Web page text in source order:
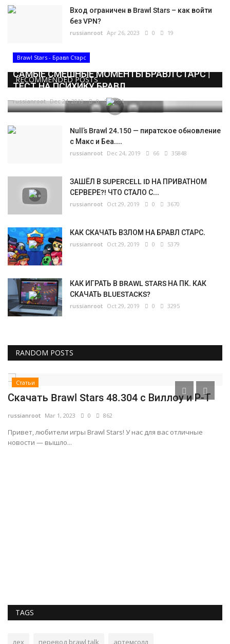
Вход ограничен в Brawl Stars – как войти
без VPN?
russianroot Apr 26, 2023 0 19
RECOMMENDED POSTS
Brawl Stars - Бравл Старс
САМЫЕ СМЕШНЫЕ МОМЕНТЫ БРАВЛ СТАРС |
ТЕСТ НА ПСИХИКУ БРАВЛ...
russianroot Dec 24, 2019 0 5664
Null’s Brawl 24.150 — пиратское обновление
с Макс и Беа....
russianroot Dec 24, 2019 66 35848
ЗАШЁЛ В SUPERCELL ID НА ПРИВАТНОМ
СЕРВЕРЕ?! ЧТО СТАЛО С...
russianroot Oct 29, 2019 0 3670
КАК СКАЧАТЬ ВЗЛОМ НА БРАВЛ СТАРС.
russianroot Oct 29, 2019 0 5379
КАК ИГРАТЬ В BRAWL STARS НА ПК. КАК
СКАЧАТЬ BLUESTACKS?
russianroot Oct 29, 2019 0 3295
RANDOM POSTS
Статьи
3-й сезон Brawl Stars – новый боец Колетт
и магазин сувениров...
russianroot 2446
Колетт – это новый хроматический боец, который появится в
TAGS
лех перевод brawl talk артемсолл